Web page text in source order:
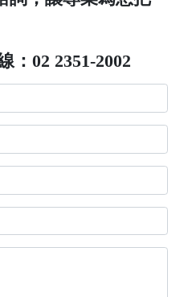
：02 2351-2002